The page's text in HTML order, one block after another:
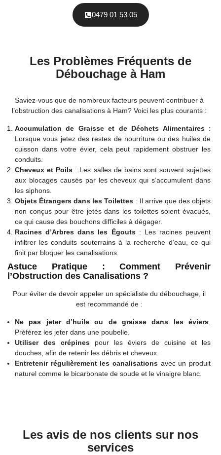
Les Problèmes Fréquents de
Débouchage à Ham
Saviez-vous que de nombreux facteurs peuvent contribuer à
l’obstruction des canalisations à Ham? Voici les plus courants :
Accumulation de Graisse et de Déchets Alimentaires:
Lorsque vous jetez des restes de nourriture ou des huiles de
cuisson dans votre évier, cela peut rapidement obstruer les
conduits.
Cheveux et Poils : Les salles de bains sont souvent sujettes
aux blocages causés par les cheveux qui s’accumulent dans
les siphons.
Objets Étrangers dans les Toilettes : Il arrive que des objets
non conçus pour être jetés dans les toilettes soient évacués,
ce qui cause des bouchons difficiles à dégager.
Racines d’Arbres dans les Égouts: Les racines peuvent
infiltrer les conduits souterrains à la recherche d’eau, ce qui
finit par bloquer les canalisations.
Astuce Pratique : Comment Prévenir
l’Obstruction des Canalisations ?
Pour éviter de devoir appeler un spécialiste du débouchage, il
est recommandé de :
Ne pas jeter d’huile ou de graisse dans les éviers
Préférez les jeter dans une poubelle.
Utiliser des crépines pour les éviers de cuisine et les
douches, afin de retenir les débris et cheveux.
Entretenir régulièrement les canalisations avec un produit
naturel comme le bicarbonate de soude et le vinaigre blanc.
0479 01 53 05
Les avis de nos clients sur nos
services